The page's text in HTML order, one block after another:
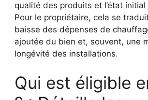
qualité des produits et l’état
Pour le propriétaire, cela se
baisse des dépenses de
ajoutée du bien et, souvent, une
longévité des installations.
Qui est éligible